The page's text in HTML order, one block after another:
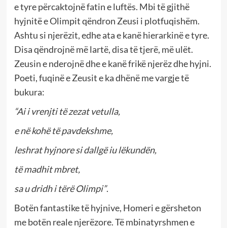
e tyre përcaktojnë fatin e luftës. Mbi të gjithë
hyjnitë e Olimpit qëndron Zeusi i plotfuqishëm.
Ashtu si njerëzit, edhe ata e kanë hierarkinë e tyre.
Disa qëndrojnë më lartë, disa të tjerë, më ulët.
Zeusin e nderojnë dhe e kanë frikë njerëz dhe hyjni.
Poeti, fuqinë e Zeusit e ka dhënë me vargje të
bukura:
“Ai i vrenjti të zezat vetulla,
e në kohë të pavdekshme,
leshrat hyjnore si dallgë iu lëkundën,
të madhit mbret,
sa u dridh i tërë Olimpi”.
Botën fantastike të hyjnive, Homeri e gërsheton
me botën reale njerëzore. Të mbinatyrshmen e